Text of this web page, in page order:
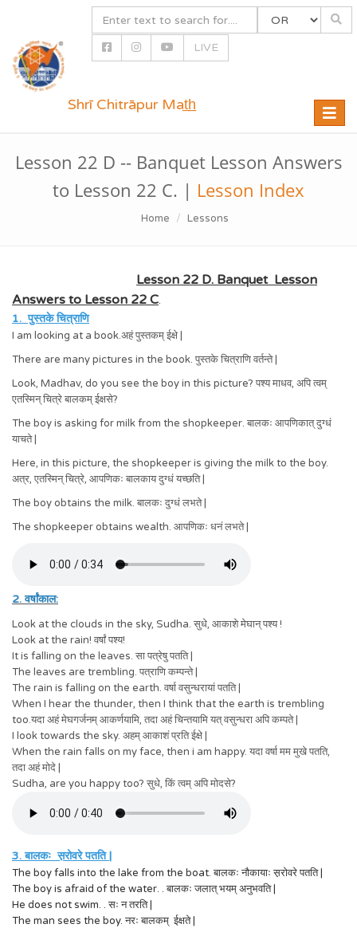
LIVE
Toggle
Shrī Chitrāpur Mat̲h̲
Lesson 22 D -- Banquet Lesson Answers
to Lesson 22 C. | Lesson Index
Home Lessons
Lesson 22 D. Banquet Lesson
Answers to Lesson 22 C.
1. पुस्तके चित्राणि
I am looking at a book.अहं पुस्तकम् ईक्षे |
There are many pictures in the book. पुस्तके चित्राणि वर्तन्ते |
Look, Madhav, do you see the boy in this picture? पश्य माधव, अपि त्वम्
एतस्मिन् चित्रे बालकम् ईक्षसे?
The boy is asking for milk from the shopkeeper. बालकः आपणिकात् दुग्धं
याचते |
Here, in this picture, the shopkeeper is giving the milk to the boy.
अत्र, एतस्मिन् चित्रे, आपणिकः बालकाय दुग्धं यच्छति |
The boy obtains the milk. बालकः दुग्धं लभते |
The shopkeeper obtains wealth. आपणिकः धनं लभते |
2. वर्षांकाल:
Look at the clouds in the sky, Sudha. सुधे, आकाशे मेघान् पश्य !
Look at the rain! वर्षां पश्य!
It is falling on the leaves. सा पत्रेषु पतति |
The leaves are trembling. पत्राणि कम्पन्ते |
The rain is falling on the earth. वर्षा वसुन्धरायां पतति |
When I hear the thunder, then I think that the earth is trembling
too.यदा अहं मेघगर्जनम् आकर्णयामि, तदा अहं चिन्तयामि यत् वसुन्धरा अपि कम्पते |
I look towards the sky. अहम् आकाशं प्रति ईक्षे |
When the rain falls on my face, then i am happy. यदा वर्षा मम मुखे पतति,
तदा अहं मोदे |
Sudha, are you happy too? सुधे, किं त्वम् अपि मोदसे?
3. बालकः स़रोवरे पतति |
The boy falls into the lake from the boat. बालकः नौकायाः स़रोवरे पतति |
The boy is afraid of the water. . बालकः जलात् भयम् अनुभवति |
He does not swim. . सः न तरति |
The man sees the boy. नरः बालकम् ईक्षते |